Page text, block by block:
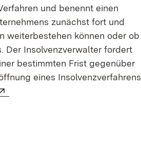
und benennt einen
zunächst fort und
weiterbestehen können oder ob
Der Insolvenzverwalter fordert
bestimmten Frist gegenüber
eines Insolvenzverfahrens
Fenster)